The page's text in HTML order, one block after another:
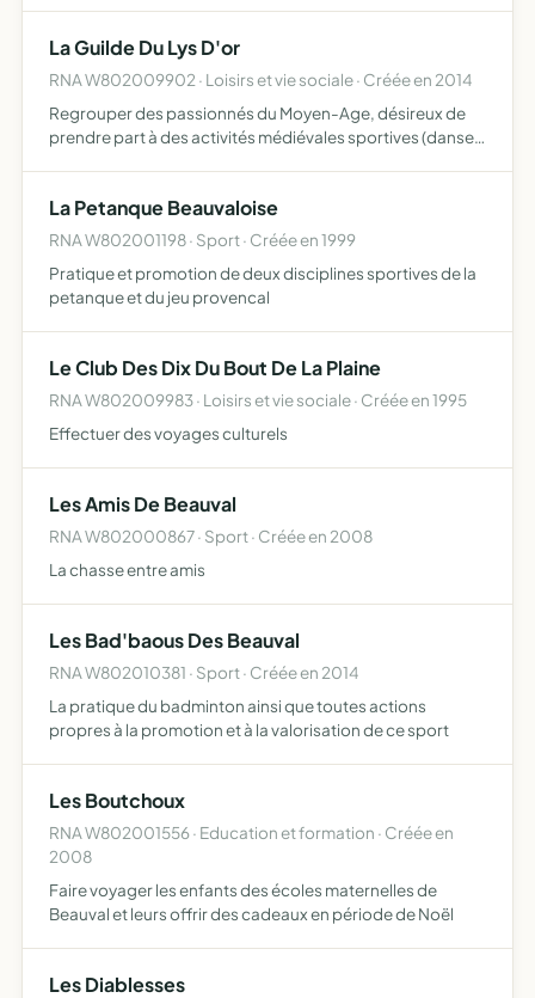
La Guilde Du Lys D'or
RNA W802009902 · Loisirs et vie sociale · Créée en 2014
Regrouper des passionnés du Moyen-Age, désireux de
prendre part à des activités médiévales sportives (danse,
La Petanque Beauvaloise
RNA W802001198 · Sport · Créée en 1999
Pratique et promotion de deux disciplines sportives de la
petanque et du jeu provencal
Le Club Des Dix Du Bout De La Plaine
RNA W802009983 · Loisirs et vie sociale · Créée en 1995
Effectuer des voyages culturels
Les Amis De Beauval
RNA W802000867 · Sport · Créée en 2008
La chasse entre amis
Les Bad'baous Des Beauval
RNA W802010381 · Sport · Créée en 2014
La pratique du badminton ainsi que toutes actions
propres à la promotion et à la valorisation de ce sport
Les Boutchoux
RNA W802001556 · Education et formation · Créée en
2008
Faire voyager les enfants des écoles maternelles de
Beauval et leurs offrir des cadeaux en période de Noël
Les Diablesses